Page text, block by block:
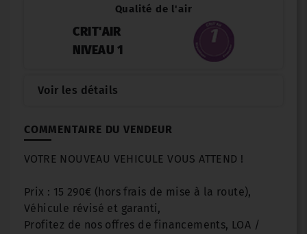
Qualité de l'air
CRIT'AIR
NIVEAU 1
Voir les détails
COMMENTAIRE DU VENDEUR
VOTRE NOUVEAU VEHICULE VOUS ATTEND !
Prix : 15 290€ (hors frais de mise à la route),
Véhicule révisé et garanti,
Profitez de nos offres de financements, LOA /